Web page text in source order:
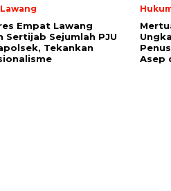
Empat Lawang
Sertijab Sejumlah PJU
Tekankan
Asep